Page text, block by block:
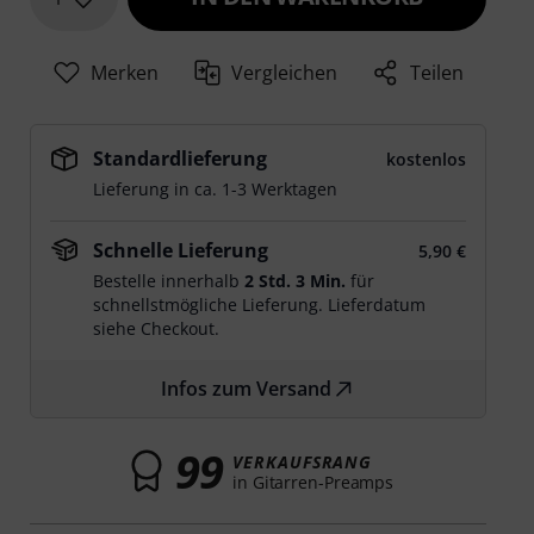
Merken Vergleichen Teilen
Standardlieferung
kostenlos
Lieferung in ca. 1-3 Werktagen
Schnelle Lieferung
5,90 €
Bestelle innerhalb2 Std. 3 Min. für
schnellstmögliche Lieferung. Lieferdatum
siehe Checkout.
Infos zum Versand
99 VERKAUFSRANG
in Gitarren-Preamps